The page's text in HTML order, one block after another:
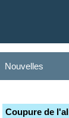
Nouvelles
Coupure de